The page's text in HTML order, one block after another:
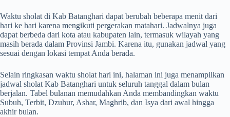
Waktu sholat di Kab Batanghari dapat berubah beberapa menit dari
hari ke hari karena mengikuti pergerakan matahari. Jadwalnya juga
dapat berbeda dari kota atau kabupaten lain, termasuk wilayah yang
masih berada dalam Provinsi Jambi. Karena itu, gunakan jadwal yang
sesuai dengan lokasi tempat Anda berada.
Selain ringkasan waktu sholat hari ini, halaman ini juga menampilkan
jadwal sholat Kab Batanghari untuk seluruh tanggal dalam bulan
berjalan. Tabel bulanan memudahkan Anda membandingkan waktu
Subuh, Terbit, Dzuhur, Ashar, Maghrib, dan Isya dari awal hingga
akhir bulan.